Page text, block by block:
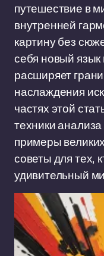
путешествие в
внутренней
картину без
себя новый язык
расширяет
наслаждения
частях этой
техники
примеры
советы для тех,
удивительный